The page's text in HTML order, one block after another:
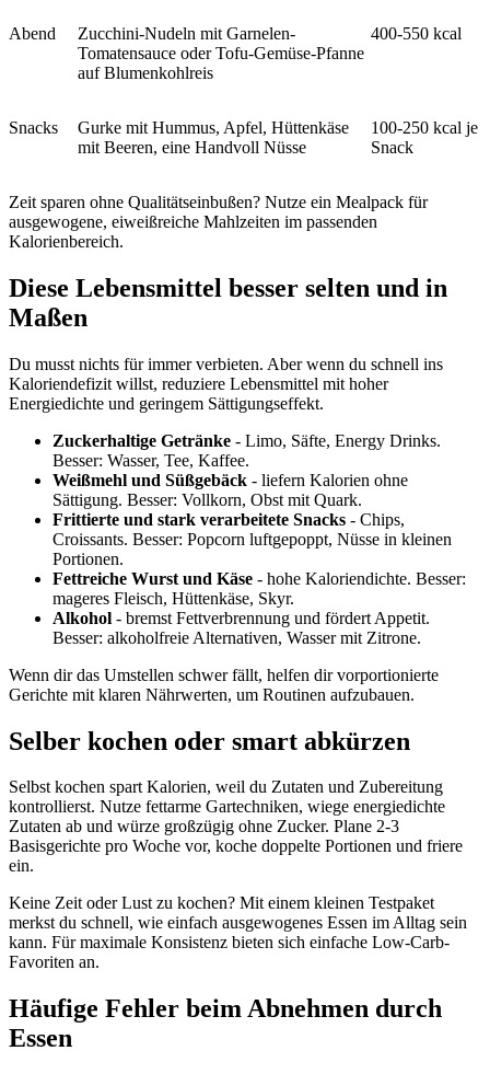
Abend
Zucchini-Nudeln mit Garnelen-
Tomatensauce oder Tofu-Gemüse-Pfanne
auf Blumenkohlreis
400-550 kcal
Snacks
Gurke mit Hummus, Apfel, Hüttenkäse
mit Beeren, eine Handvoll Nüsse
100-250 kcal je
Snack
Zeit sparen ohne Qualitätseinbußen? Nutze ein Mealpack für
ausgewogene, eiweißreiche Mahlzeiten im passenden
Kalorienbereich.
Diese Lebensmittel besser selten und in
Maßen
Du musst nichts für immer verbieten. Aber wenn du schnell ins
Kaloriendefizit willst, reduziere Lebensmittel mit hoher
Energiedichte und geringem Sättigungseffekt.
Zuckerhaltige Getränke - Limo, Säfte, Energy Drinks.
Besser: Wasser, Tee, Kaffee.
Weißmehl und Süßgebäck - liefern Kalorien ohne
Sättigung. Besser: Vollkorn, Obst mit Quark.
Frittierte und stark verarbeitete Snacks - Chips,
Croissants. Besser: Popcorn luftgepoppt, Nüsse in kleinen
Portionen.
Fettreiche Wurst und Käse - hohe Kaloriendichte. Besser:
mageres Fleisch, Hüttenkäse, Skyr.
Alkohol - bremst Fettverbrennung und fördert Appetit.
Besser: alkoholfreie Alternativen, Wasser mit Zitrone.
Wenn dir das Umstellen schwer fällt, helfen dir vorportionierte
Gerichte mit klaren Nährwerten, um Routinen aufzubauen.
Selber kochen oder smart abkürzen
Selbst kochen spart Kalorien, weil du Zutaten und Zubereitung
kontrollierst. Nutze fettarme Gartechniken, wiege energiedichte
Zutaten ab und würze großzügig ohne Zucker. Plane 2-3
Basisgerichte pro Woche vor, koche doppelte Portionen und friere
ein.
Keine Zeit oder Lust zu kochen? Mit einem kleinen Testpaket
merkst du schnell, wie einfach ausgewogenes Essen im Alltag sein
kann. Für maximale Konsistenz bieten sich einfache Low-Carb-
Favoriten an.
Häufige Fehler beim Abnehmen durch
Essen